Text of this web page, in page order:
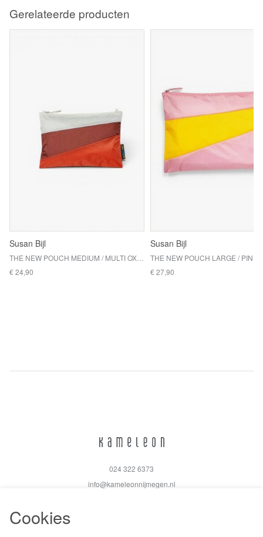
Gerelateerde producten
Susan Bijl
€ 24,90
Susan Bijl
€ 27,90
024 322 6373
info@kameleonnijmegen.nl
Cookies